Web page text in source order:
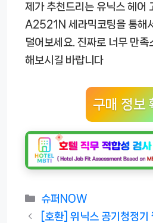
제가 추천드리는 유닉스 헤어
A2521N 세라믹코팅을 통해
덜어보세요. 진짜로 너무 만
해보시길 바랍니다
구매 정보
카
테
슈퍼NOW
[호환] 위닉스 공기청정